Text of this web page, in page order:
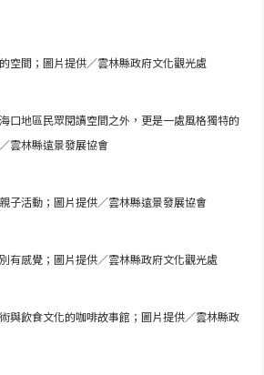
空間；圖片提供／雲林縣政府文化觀光處
口地區民眾閱讀空間之外，更是一處風格獨特的
雲林縣遠景發展協會
子活動；圖片提供／雲林縣遠景發展協會
有感覺；圖片提供／雲林縣政府文化觀光處
與飲食文化的咖啡故事館；圖片提供／雲林縣政